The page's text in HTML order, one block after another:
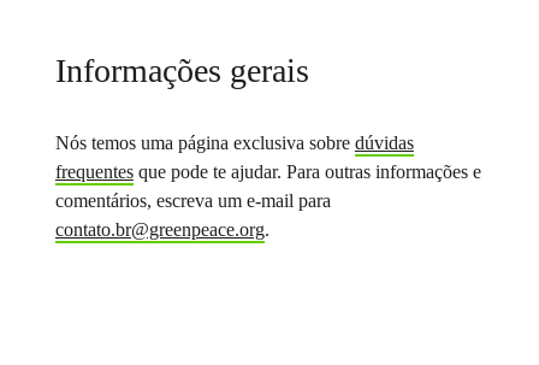
Informações gerais
Nós temos uma página exclusiva sobre dúvidas
frequentesque pode te ajudar. Para outras informações e
comentários, escreva um e-mail para
contato.br@greenpeace.org.